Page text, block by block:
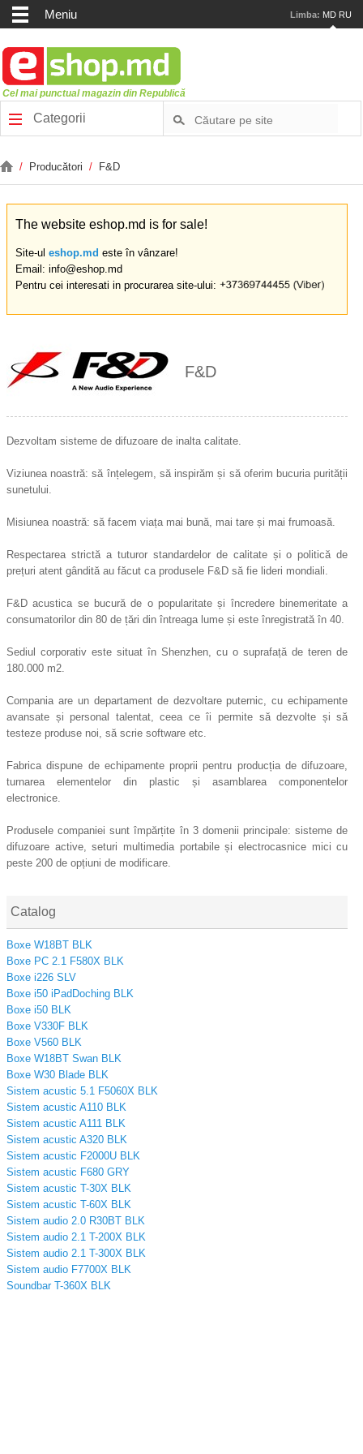
Meniu Limba: MD RU
Cel mai punctual magazin din Republică
Categorii
/ Producători / F&D
The website eshop.md is for sale!
Site-ul eshop.md este în vânzare!
Email: info@eshop.md
Pentru cei interesati in procurarea site-ului:
F&D
Dezvoltam sisteme de difuzoare de inalta calitate.
Viziunea noastră: să înțelegem, să inspirăm și să oferim bucuria purității
sunetului.
Misiunea noastră: să facem viața mai bună, mai tare și mai frumoasă.
Respectarea strictă a tuturor standardelor de calitate și o politică de
prețuri atent gândită au făcut ca produsele F&D să fie lideri mondiali.
F&D acustica se bucură de o popularitate și încredere binemeritate a
consumatorilor din 80 de țări din întreaga lume și este înregistrată în 40.
Sediul corporativ este situat în Shenzhen, cu o suprafață de teren de
180.000 m2.
Compania are un departament de dezvoltare puternic, cu echipamente
avansate și personal talentat, ceea ce îi permite să dezvolte și să
testeze produse noi, să scrie software etc.
Fabrica dispune de echipamente proprii pentru producția de difuzoare,
turnarea elementelor din plastic și asamblarea componentelor
electronice.
Produsele companiei sunt împărțite în 3 domenii principale: sisteme de
difuzoare active, seturi multimedia portabile și electrocasnice mici cu
peste 200 de opțiuni de modificare.
Catalog
Boxe W18BT BLK
Boxe PC 2.1 F580X BLK
Boxe i226 SLV
Boxe i50 iPadDoching BLK
Boxe i50 BLK
Boxe V330F BLK
Boxe V560 BLK
Boxe W18BT Swan BLK
Boxe W30 Blade BLK
Sistem acustic 5.1 F5060X BLK
Sistem acustic A110 BLK
Sistem acustic A111 BLK
Sistem acustic A320 BLK
Sistem acustic F2000U BLK
Sistem acustic F680 GRY
Sistem acustic T-30X BLK
Sistem acustic T-60X BLK
Sistem audio 2.0 R30BT BLK
Sistem audio 2.1 T-200X BLK
Sistem audio 2.1 T-300X BLK
Sistem audio F7700X BLK
Soundbar T-360X BLK